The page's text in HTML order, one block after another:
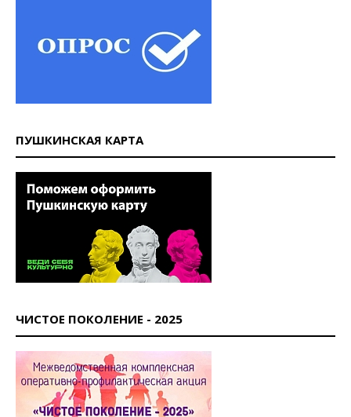
ПУШКИНСКАЯ КАРТА
ЧИСТОЕ ПОКОЛЕНИЕ - 2025